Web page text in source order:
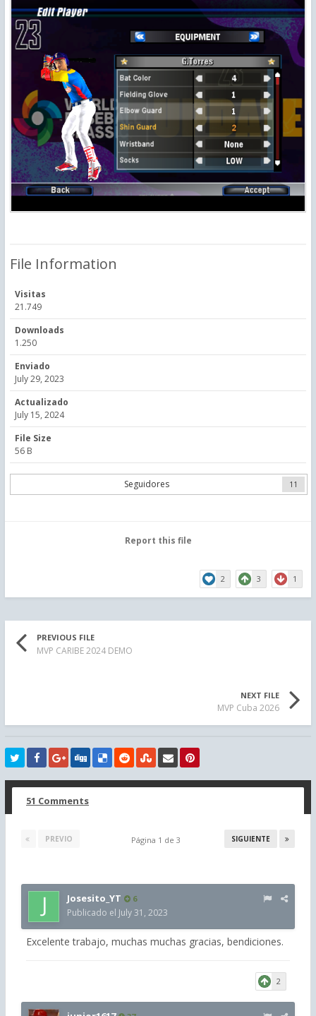
File Information
Visitas
21.749
Downloads
1.250
Enviado
July 29, 2023
Actualizado
July 15, 2024
File Size
56 B
Seguidores 11
2 3 1
Report this file
PREVIOUS FILE
MVP CARIBE 2024 DEMO
NEXT FILE
MVP Cuba 2026
51 Comments
PREVIO SIGUIENTE
Página 1 de 3
Josesito_YT 6
Publicado el July 31, 2023
Excelente trabajo, muchas muchas gracias, bendiciones.
2